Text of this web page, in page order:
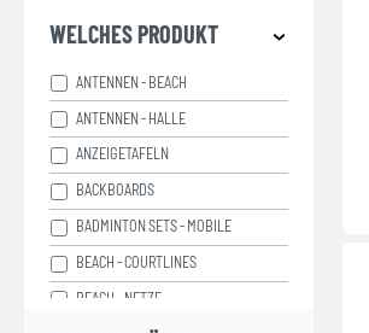
SCHIEDSRICHTER
OUTDOOR ANLAGEN
HANDBALL
WASSERBALL
VOLLEYBALL
BÄLLE - AUSRÜSTUNG
BANDAGEN
WELCHES PRODUKT
ANTENNEN - BEACH
ANTENNEN - HALLE
ANZEIGETAFELN
BACKBOARDS
BADMINTON SETS - MOBILE
BEACH - COURTLINES
BEACH - NETZE